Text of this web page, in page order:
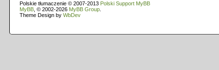
Polskie tłumaczenie © 2007-2013 Polski Support MyBB
MyBB , © 2002-2026 MyBB Group
Theme Design by WbDev